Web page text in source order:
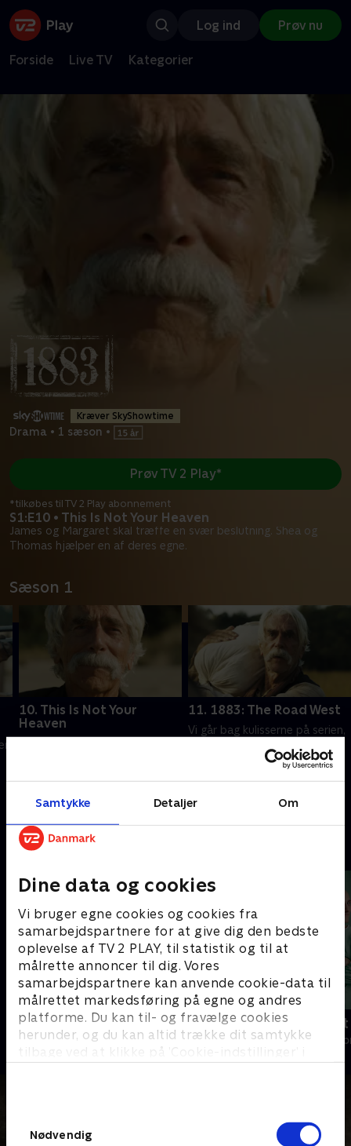
Samtykke Detaljer Om
Dine data og cookies
Vi bruger egne cookies og cookies fra
samarbejdspartnere for at give dig den bedste
oplevelse af TV 2 PLAY, til statistik og til at
målrette annoncer til dig. Vores
samarbejdspartnere kan anvende cookie-data til
målrettet markedsføring på egne og andres
platforme. Du kan til- og fravælge cookies
herunder, og du kan altid trække dit samtykke
tilbage ved at klikke på ’Cookie-indstillinger’ i
Nødvendig
Log ind Prøv nu
Forside Live TV Kategorier
Kræver SkyShowtime
Drama • 1 sæson •
S1:E10 • This Is Not Your Heaven
James og Margaret skal træffe en svær beslutning. Shea og
Thomas hjælper en af deres egne.
Prøv TV 2 Play*
*tilkøbes til TV 2 Play abonnement
Sæson 1
10. This Is Not Your
Heaven
7. marts 2022 • 62 min
11. 1883: The Road West
Vi går bag kulisserne på serien,
14. marts 2022 • 38 min
Andre så også
Happy fucking Pride
Drama • 1 sæsoner
Fake Patient
Drama • 1